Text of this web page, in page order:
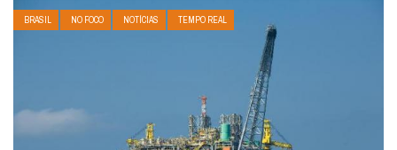
BRASIL NO FOCO NOTÍCIAS TEMPO REAL